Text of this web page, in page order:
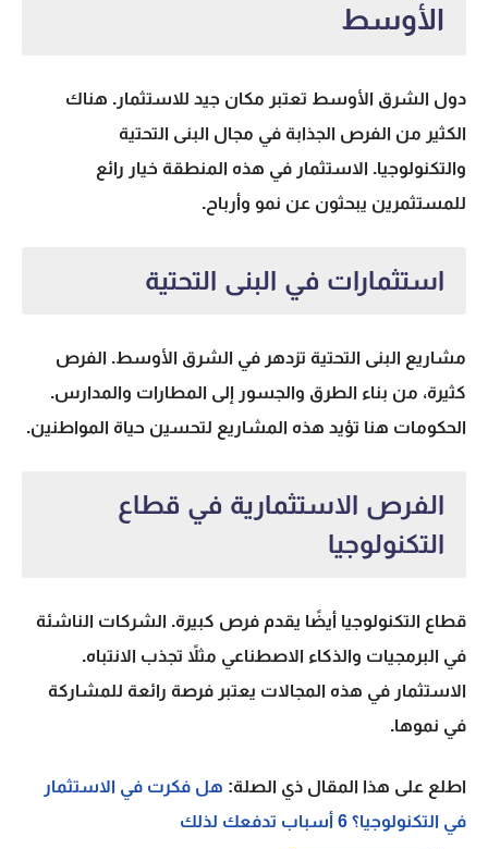
الأوسط
دول الشرق الأوسط تعتبر مكان جيد للاستثمار. هناك
الكثير من الفرص الجذابة في مجال البنى التحتية
والتكنولوجيا. الاستثمار في هذه المنطقة خيار رائع
للمستثمرين يبحثون عن نمو وأرباح.
استثمارات في البنى التحتية
مشاريع البنى التحتية تزدهر في الشرق الأوسط. الفرص
كثيرة، من بناء الطرق والجسور إلى المطارات والمدارس.
الحكومات هنا تؤيد هذه المشاريع لتحسين حياة المواطنين.
الفرص الاستثمارية في قطاع
التكنولوجيا
قطاع التكنولوجيا أيضًا يقدم فرص كبيرة. الشركات الناشئة
في البرمجيات والذكاء الاصطناعي مثلاً تجذب الانتباه.
الاستثمار في هذه المجالات يعتبر فرصة رائعة للمشاركة
في نموها.
اطلع على هذا المقال ذي الصلة: هل فكرت في الاستثمار
في التكنولوجيا؟ 6 أسباب تدفعك لذلك